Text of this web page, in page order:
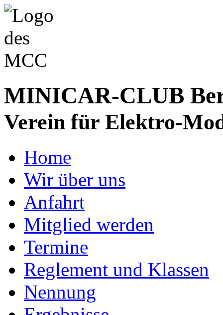
MINICAR-CLUB
Verein für Elektro-
Home
Wir über uns
Anfahrt
Mitglied werden
Termine
Reglement und Klassen
Nennung